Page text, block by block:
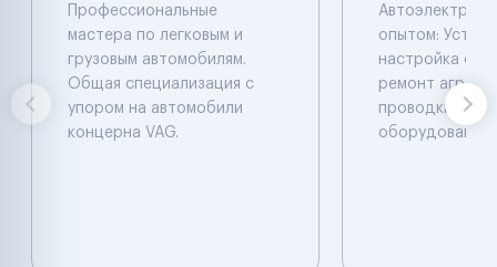
Профессиональные
мастера по легковым и
грузовым автомобилям.
Общая специализация с
упором на автомобили
концерна VAG.
Автоэлектрик
опытом:
настройка
ремонт
проводки,
оборудования.